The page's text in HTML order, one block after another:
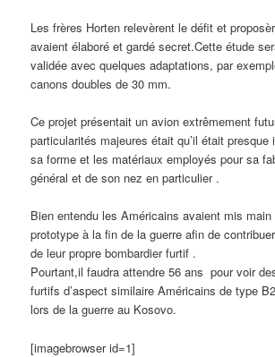
Les frères Horten relevèrent le défit et
avaient élaboré et gardé secret.Cette étude
validée avec quelques adaptations, par
canons doubles de 30 mm.
Ce projet présentait un avion extrêmement
particularités majeures était qu’il était presque
sa forme et les matériaux employés pour sa
général et de son nez en particulier .
Bien entendu les Américains avaient mis
prototype à la fin de la guerre afin de
de leur propre bombardier furtif .
Pourtant,il faudra attendre 56 ans pour voir
furtifs d’aspect similaire Américains de type
lors de la guerre au Kosovo.
[imagebrowser id=1]